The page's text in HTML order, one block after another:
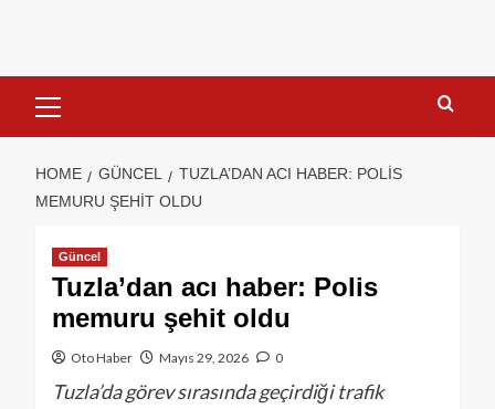
HOME GÜNCEL
TUZLA’DAN ACI HABER: POLIS
MEMURU ŞEHIT OLDU
Güncel
Tuzla’dan acı haber: Polis
memuru şehit oldu
Oto Haber Mayıs 29, 2026 0
Tuzla’da görev sırasında geçirdiği trafik